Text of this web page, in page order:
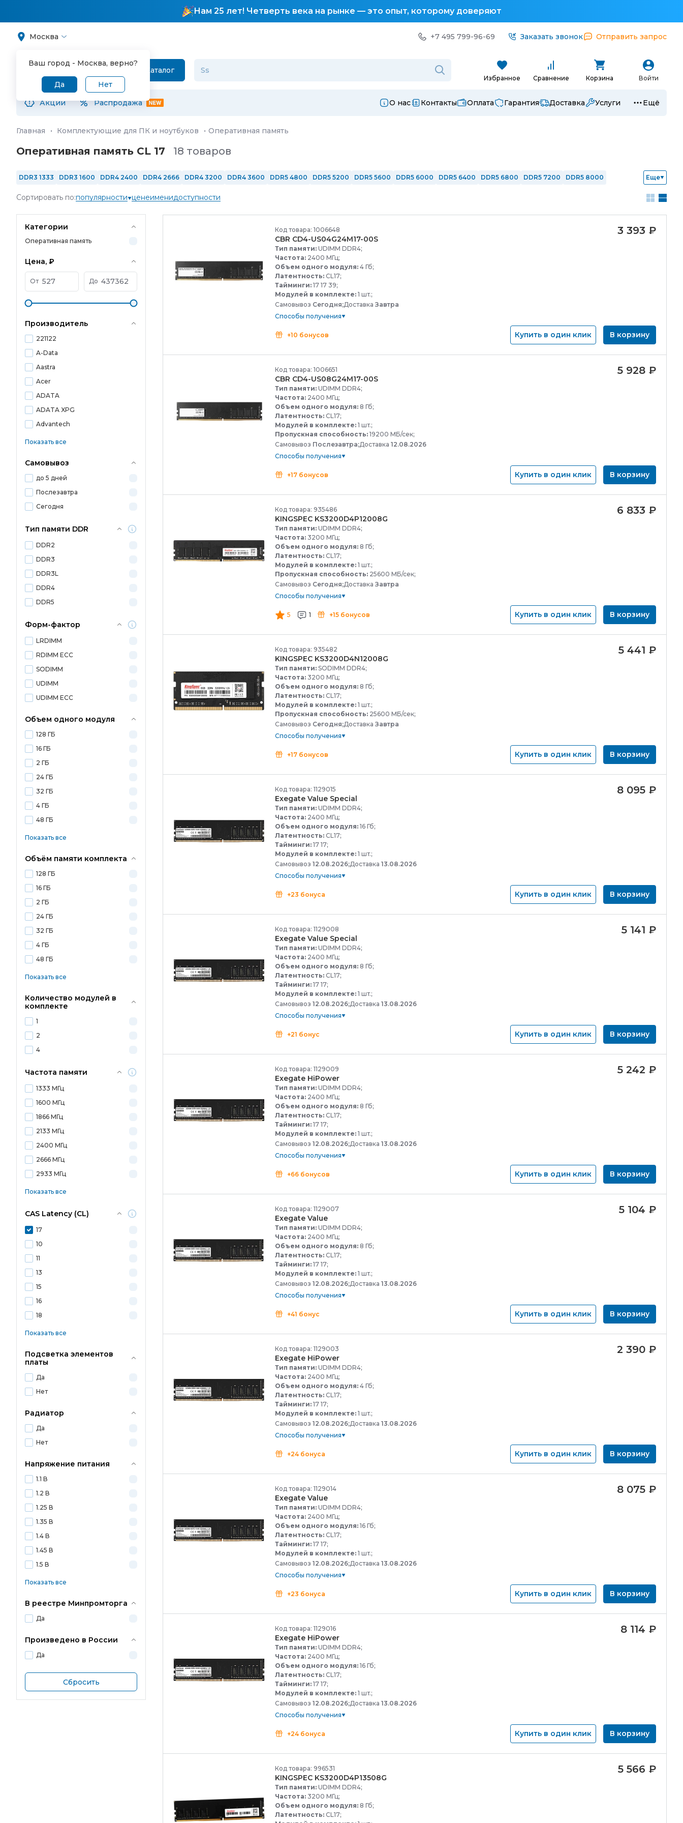
Нам 25 лет! Четверть века на рынке — это опыт, которому доверяют
Москва
Ваш город - Москва, верно?
Да Нет
+7 495 799-96-69 Заказать звонок Отправить запрос
Каталог
Избранное Сравнение Корзина Войти
Акции Распродажа О нас Контакты Оплата Гарантия Доставка Услуги Ещё
Главная · Комплектующие для ПК и ноутбуков · Оперативная память
Оперативная память CL 17 18 товаров
DDR3 1333 DDR3 1600 DDR4 2400 DDR4 2666 DDR4 3200 DDR4 3600 DDR5 4800 DDR5 5200 DDR5 5600 DDR5 6000 DDR5 6400 DDR5 6800 DDR5 7200
DDR5 8000
Еще
Сортировать по:популярности ценеименидоступности
Категории
Оперативная память
Цена, ₽
От До
Производитель
221122
A-Data
Aastra
Acer
ADATA
ADATA XPG
Advantech
Показать все
Самовывоз
до 5 дней
Послезавтра
Сегодня
Тип памяти DDR
DDR2
DDR3
DDR3L
DDR4
DDR5
Форм-фактор
LRDIMM
RDIMM ECC
SODIMM
UDIMM
UDIMM ECC
Объем одного модуля
128 ГБ
16 ГБ
2 ГБ
24 ГБ
32 ГБ
4 ГБ
48 ГБ
Показать все
Объём памяти комплекта
128 ГБ
16 ГБ
2 ГБ
24 ГБ
32 ГБ
4 ГБ
48 ГБ
Показать все
Количество модулей в
комплекте
1
2
4
Частота памяти
1333 МГц
1600 МГц
1866 МГц
2133 МГц
2400 МГц
2666 МГц
2933 МГц
Показать все
CAS Latency (CL)
17
10
11
13
15
16
18
Показать все
Подсветка элементов
платы
Да
Нет
Радиатор
Да
Нет
Напряжение питания
1.1 В
1.2 В
1.25 В
1.35 В
1.4 В
1.45 В
1.5 В
Показать все
В реестре Минпромторга
Да
Произведено в России
Да
Сбросить
Код товара: 1006648
CBR CD4-US04G24M17-00S
Тип памяти: UDIMM DDR4;
Частота: 2400 МГц;
Объем одного модуля: 4 Гб;
Латентность: CL17;
Тайминги: 17 17 39;
Модулей в комплекте: 1 шт.;
Самовывоз Сегодня;Доставка Завтра
Способы получения
+10 бонусов
3 393 ₽
Купить в один клик В корзину
Код товара: 1006651
CBR CD4-US08G24M17-00S
Тип памяти: UDIMM DDR4;
Частота: 2400 МГц;
Объем одного модуля: 8 Гб;
Латентность: CL17;
Модулей в комплекте: 1 шт.;
Пропускная способность: 19200 МБ/сек;
Самовывоз Послезавтра;Доставка 12.08.2026
Способы получения
+17 бонусов
5 928 ₽
Купить в один клик В корзину
Код товара: 935486
KINGSPEC KS3200D4P12008G
Тип памяти: UDIMM DDR4;
Частота: 3200 МГц;
Объем одного модуля: 8 Гб;
Латентность: CL17;
Модулей в комплекте: 1 шт.;
Пропускная способность: 25600 МБ/сек;
Самовывоз Сегодня;Доставка Завтра
Способы получения
5 1 +15 бонусов
6 833 ₽
Купить в один клик В корзину
Код товара: 935482
KINGSPEC KS3200D4N12008G
Тип памяти: SODIMM DDR4;
Частота: 3200 МГц;
Объем одного модуля: 8 Гб;
Латентность: CL17;
Модулей в комплекте: 1 шт.;
Пропускная способность: 25600 МБ/сек;
Самовывоз Сегодня;Доставка Завтра
Способы получения
+17 бонусов
5 441 ₽
Купить в один клик В корзину
Код товара: 1129015
Exegate Value Special
Тип памяти: UDIMM DDR4;
Частота: 2400 МГц;
Объем одного модуля: 16 Гб;
Латентность: CL17;
Тайминги: 17 17;
Модулей в комплекте: 1 шт.;
Самовывоз 12.08.2026;Доставка 13.08.2026
Способы получения
+23 бонуса
8 095 ₽
Купить в один клик В корзину
Код товара: 1129008
Exegate Value Special
Тип памяти: UDIMM DDR4;
Частота: 2400 МГц;
Объем одного модуля: 8 Гб;
Латентность: CL17;
Тайминги: 17 17;
Модулей в комплекте: 1 шт.;
Самовывоз 12.08.2026;Доставка 13.08.2026
Способы получения
+21 бонус
5 141 ₽
Купить в один клик В корзину
Код товара: 1129009
Exegate HiPower
Тип памяти: UDIMM DDR4;
Частота: 2400 МГц;
Объем одного модуля: 8 Гб;
Латентность: CL17;
Тайминги: 17 17;
Модулей в комплекте: 1 шт.;
Самовывоз 12.08.2026;Доставка 13.08.2026
Способы получения
+66 бонусов
5 242 ₽
Купить в один клик В корзину
Код товара: 1129007
Exegate Value
Тип памяти: UDIMM DDR4;
Частота: 2400 МГц;
Объем одного модуля: 8 Гб;
Латентность: CL17;
Тайминги: 17 17;
Модулей в комплекте: 1 шт.;
Самовывоз 12.08.2026;Доставка 13.08.2026
Способы получения
+41 бонус
5 104 ₽
Купить в один клик В корзину
Код товара: 1129003
Exegate HiPower
Тип памяти: UDIMM DDR4;
Частота: 2400 МГц;
Объем одного модуля: 4 Гб;
Латентность: CL17;
Тайминги: 17 17;
Модулей в комплекте: 1 шт.;
Самовывоз 12.08.2026;Доставка 13.08.2026
Способы получения
+24 бонуса
2 390 ₽
Купить в один клик В корзину
Код товара: 1129014
Exegate Value
Тип памяти: UDIMM DDR4;
Частота: 2400 МГц;
Объем одного модуля: 16 Гб;
Латентность: CL17;
Тайминги: 17 17;
Модулей в комплекте: 1 шт.;
Самовывоз 12.08.2026;Доставка 13.08.2026
Способы получения
+23 бонуса
8 075 ₽
Купить в один клик В корзину
Код товара: 1129016
Exegate HiPower
Тип памяти: UDIMM DDR4;
Частота: 2400 МГц;
Объем одного модуля: 16 Гб;
Латентность: CL17;
Тайминги: 17 17;
Модулей в комплекте: 1 шт.;
Самовывоз 12.08.2026;Доставка 13.08.2026
Способы получения
+24 бонуса
8 114 ₽
Купить в один клик В корзину
Код товара: 996531
KINGSPEC KS3200D4P13508G
Тип памяти: UDIMM DDR4;
Частота: 3200 МГц;
Объем одного модуля: 8 Гб;
Латентность: CL17;
5 566 ₽